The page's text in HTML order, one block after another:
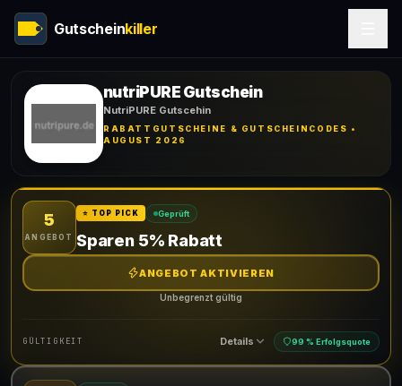
Gutscheinkiller
nutriPURE Gutschein
NutriPURE Gutscehin
RABATTGUTSCHEINE & GUTSCHEINCODES •
AUGUST 2026
5
ANGEBOT
⭐ TOP PICK Geprüft
Sparen 5% Rabatt
ANGEBOT AKTIVIEREN
Unbegrenzt gültig
GÜLTIGKEIT Details 99 % Erfolgsquote